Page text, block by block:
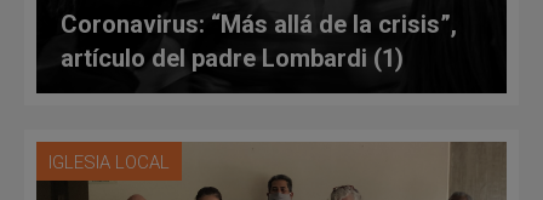
Coronavirus: “Más allá de la crisis”,
artículo del padre Lombardi (1)
IGLESIA LOCAL